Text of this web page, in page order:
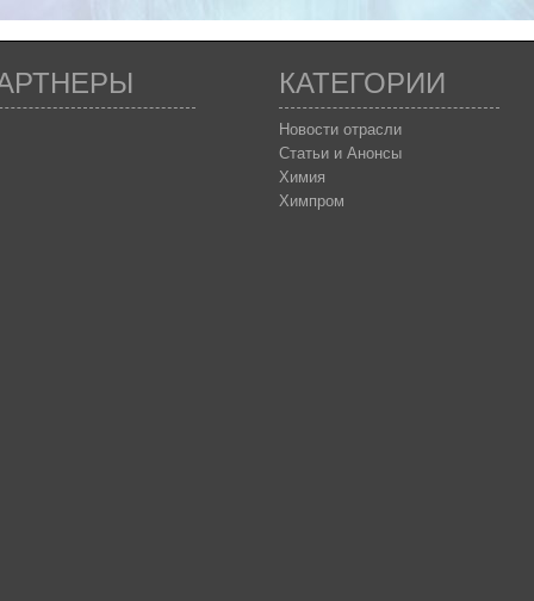
КАТЕГОРИИ
Новости отрасли
Статьи и Анонсы
Химия
Химпром